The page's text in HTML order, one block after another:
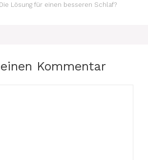
Lösung für einen besseren Schlaf?
Kommentar